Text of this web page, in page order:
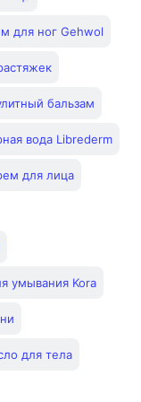
для ног Gehwol
бальзам
вода Librederm
для лица
умывания Kora
для тела